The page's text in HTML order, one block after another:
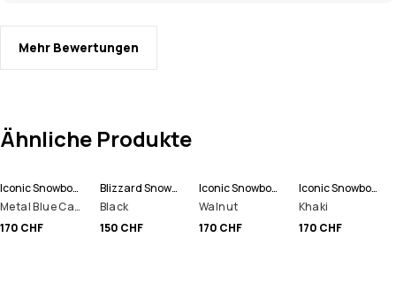
Mehr Bewertungen
Ähnliche Produkte
Iconic Snowboardhose Men
Metal Blue Camo
170 CHF
Blizzard Snowboardhose Men
Black
150 CHF
Iconic Snowboardhose Men
Walnut
170 CHF
Iconic Snowboardhose Men
Khaki
170 CHF